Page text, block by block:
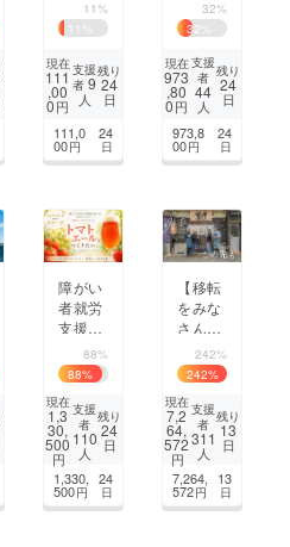
和島』
で収穫
した、
怒和ま
どんな
の食卓
に届け
11%
11
現在
111
,00
0円
支援
者9
人
残り
24
日
111,0
00円
24
日
「心を
灯す小
さなモ
ダンメ
キシカ
つくり
たい。
32%
32
現在
973
,80
0円
支援
者
44
人
残り
24
日
973,8
00円
24
日
障がい
者就労
支援施
設のト
マトで
仕込む
クラフ
トビー
ル 飲
むこと
で雇用
を生む
88%
88%
現在
1,3
30,
500
円
支援
者
110
人
残り
24
日
1,330,
500円
24
日
【移転
をみな
さんと
一緒
に】三
陸×盛
岡を結
ぶ「た
だい
ま」が
言える
店を、
242%
242%
現在
7,2
64,
572
円
支援
者
311
人
残り
13
日
7,264,
572円
13
日